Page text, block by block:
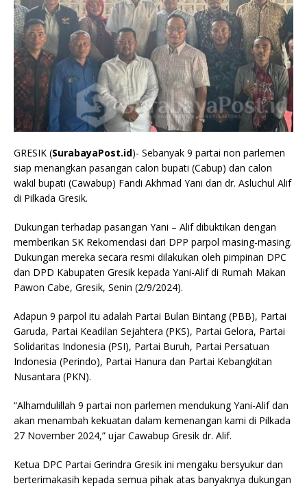
GRESIK (SurabayaPost.id)- Sebanyak 9 partai non parlemen
siap menangkan pasangan calon bupati (Cabup) dan calon
wakil bupati (Cawabup) Fandi Akhmad Yani dan dr. Asluchul Alif
di Pilkada Gresik.
Dukungan terhadap pasangan Yani – Alif dibuktikan dengan
memberikan SK Rekomendasi dari DPP parpol masing-masing.
Dukungan mereka secara resmi dilakukan oleh pimpinan DPC
dan DPD Kabupaten Gresik kepada Yani-Alif di Rumah Makan
Pawon Cabe, Gresik, Senin (2/9/2024).
Adapun 9 parpol itu adalah Partai Bulan Bintang (PBB), Partai
Garuda, Partai Keadilan Sejahtera (PKS), Partai Gelora, Partai
Solidaritas Indonesia (PSI), Partai Buruh, Partai Persatuan
Indonesia (Perindo), Partai Hanura dan Partai Kebangkitan
Nusantara (PKN).
“Alhamdulillah 9 partai non parlemen mendukung Yani-Alif dan
akan menambah kekuatan dalam kemenangan kami di Pilkada
27 November 2024,” ujar Cawabup Gresik dr. Alif.
Ketua DPC Partai Gerindra Gresik ini mengaku bersyukur dan
berterimakasih kepada semua pihak atas banyaknya dukungan